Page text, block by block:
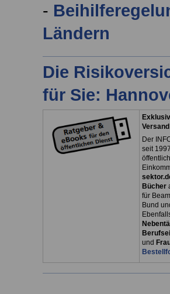
-
Ländern
Die
für Sie:
Der
seit
Bücher
für
Bund
und